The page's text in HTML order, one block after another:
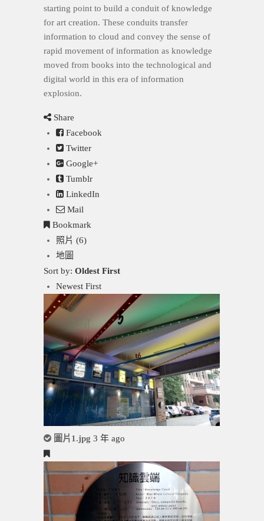
starting point to build a conduit of knowledge
for art creation. These conduits transfer
information to cloud and convey the sense of
rapid movement of information as knowledge
moved from books into the technological and
digital world in this era of information
explosion.
Share
Facebook
Twitter
Google+
Tumblr
LinkedIn
Mail
Bookmark
照片 (6)
地圖
Sort by: Oldest First
Newest First
圖片1.jpg 3 年 ago